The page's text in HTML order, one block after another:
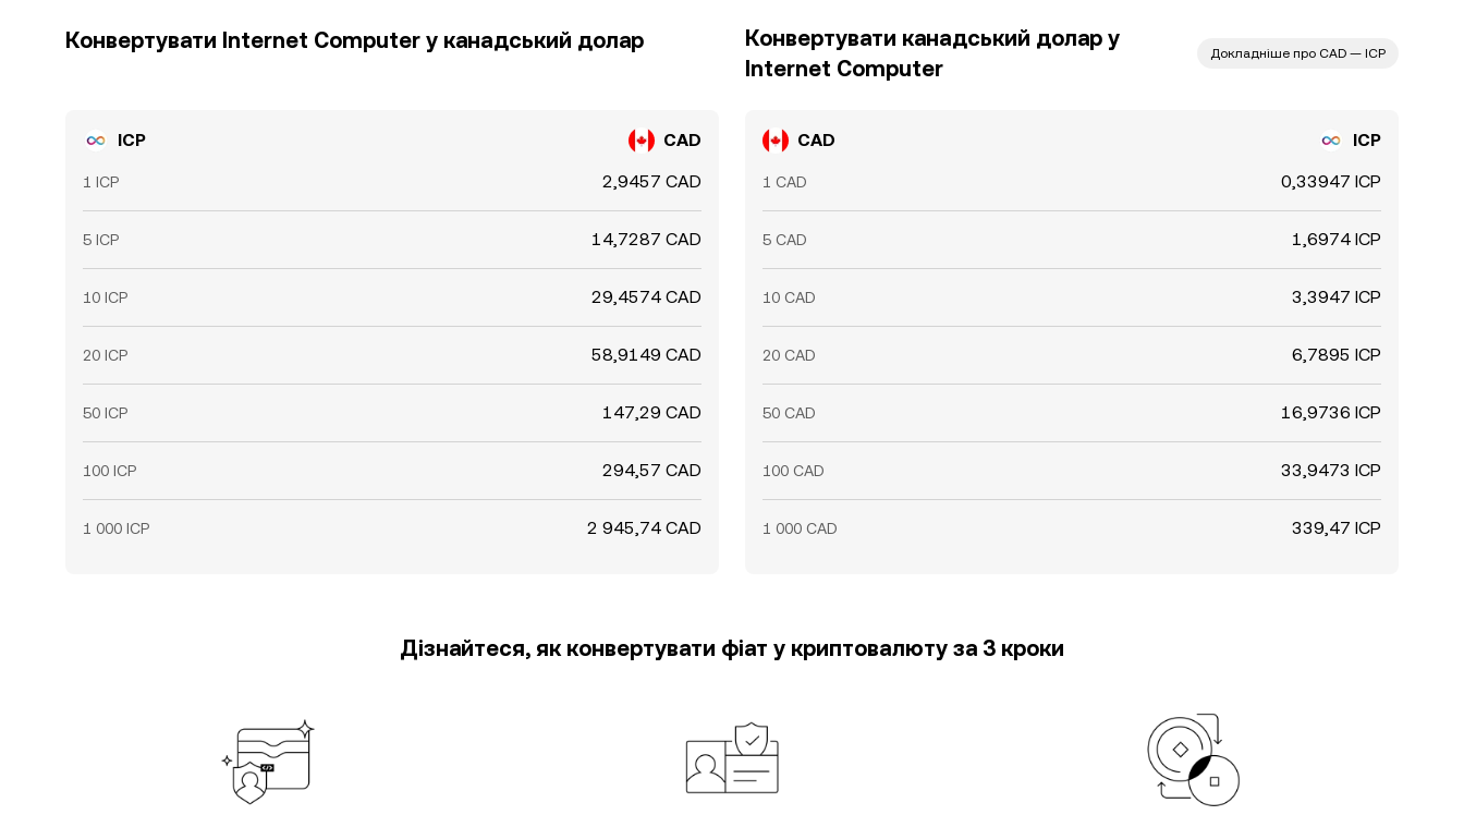
Конвертувати Internet Computer у канадський долар
ICP CAD
1 ICP 2,9457 CAD
5 ICP 14,7287 CAD
10 ICP 29,4574 CAD
20 ICP 58,9149 CAD
50 ICP 147,29 CAD
100 ICP 294,57 CAD
1 000 ICP 2 945,74 CAD
Конвертувати канадський долар у
Internet Computer
Докладніше про CAD — ICP
CAD ICP
1 CAD 0,33947 ICP
5 CAD 1,6974 ICP
10 CAD 3,3947 ICP
20 CAD 6,7895 ICP
50 CAD 16,9736 ICP
100 CAD 33,9473 ICP
1 000 CAD 339,47 ICP
Дізнайтеся, як конвертувати фіат у криптовалюту за 3 кроки